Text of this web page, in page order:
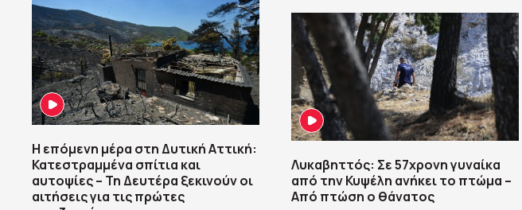
Η επόμενη μέρα στη Δυτική Αττική:
Κατεστραμμένα σπίτια και
αυτοψίες – Τη Δευτέρα ξεκινούν οι
αιτήσεις για τις πρώτες
Λυκαβηττός: Σε 57χρονη γυναίκα
από την Κυψέλη ανήκει το πτώμα –
Από πτώση ο θάνατος